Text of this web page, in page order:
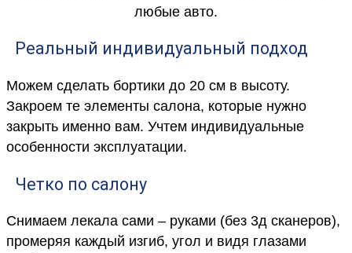
любые авто.
Реальный индивидуальный подход
Можем сделать бортики до 20 см в высоту.
Закроем те элементы салона, которые нужно
закрыть именно вам. Учтем индивидуальные
особенности эксплуатации.
Четко по салону
Снимаем лекала сами – руками (без 3д сканеров),
промеряя каждый изгиб, угол и видя глазами